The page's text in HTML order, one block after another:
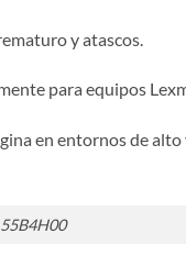
y atascos.
para equipos
en entornos de alto